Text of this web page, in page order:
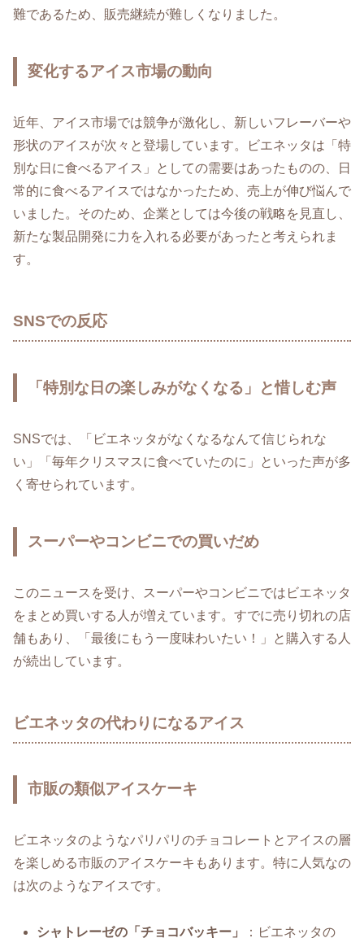
難であるため、販売継続が難しくなりました。
変化するアイス市場の動向
近年、アイス市場では競争が激化し、新しいフレーバーや
形状のアイスが次々と登場しています。ビエネッタは「特
別な日に食べるアイス」としての需要はあったものの、日
常的に食べるアイスではなかったため、売上が伸び悩んで
いました。そのため、企業としては今後の戦略を見直し、
新たな製品開発に力を入れる必要があったと考えられま
す。
SNSでの反応
「特別な日の楽しみがなくなる」と惜しむ声
SNSでは、「ビエネッタがなくなるなんて信じられな
い」「毎年クリスマスに食べていたのに」といった声が多
く寄せられています。
スーパーやコンビニでの買いだめ
このニュースを受け、スーパーやコンビニではビエネッタ
をまとめ買いする人が増えています。すでに売り切れの店
舗もあり、「最後にもう一度味わいたい！」と購入する人
が続出しています。
ビエネッタの代わりになるアイス
市販の類似アイスケーキ
ビエネッタのようなパリパリのチョコレートとアイスの層
を楽しめる市販のアイスケーキもあります。特に人気なの
は次のようなアイスです。
シャトレーゼの「チョコバッキー」 ：ビエネッタの